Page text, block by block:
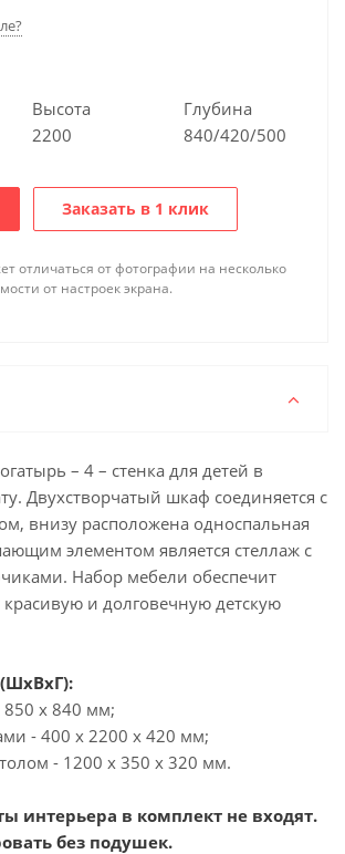
Высота
2200
Глубина
840/420/500
Заказать в 1 клик
отличаться от фотографии на несколько
от настроек экрана.
– 4 – стенка для детей в
Двухстворчатый шкаф соединяется с
внизу расположена односпальная
элементом является стеллаж с
Набор мебели обеспечит
и долговечную детскую
850 x 840 мм;
- 400 x 2200 x 420 мм;
- 1200 x 350 x 320 мм.
интерьера в комплект не входят.
без подушек.